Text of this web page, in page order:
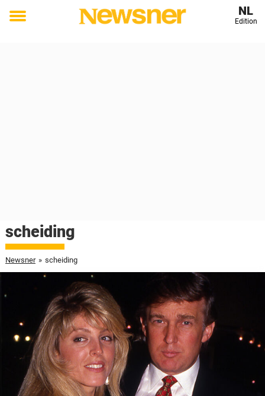
Toggle
NL
Edition
scheiding
Newsner » scheiding